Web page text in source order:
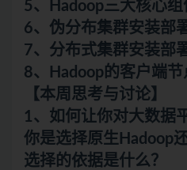
5、Hadoop三大核心组
6、伪分布集群安装部
7、分布式集群安装部
8、Hadoop的客户端节
【本周思考与讨论】
1、如何让你对大数据
你是选择原生Hadoop
选择的依据是什么？